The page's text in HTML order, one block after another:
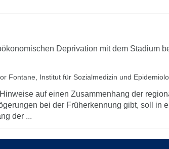
Deprivation mit dem Stadium
Fontane, Institut für Sozialmedizin und
auf einen Zusammenhang der
bei der Früherkennung gibt, soll in
der ...